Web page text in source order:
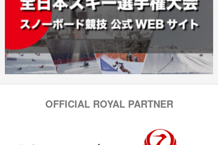
OFFICIAL ROYAL PARTNER